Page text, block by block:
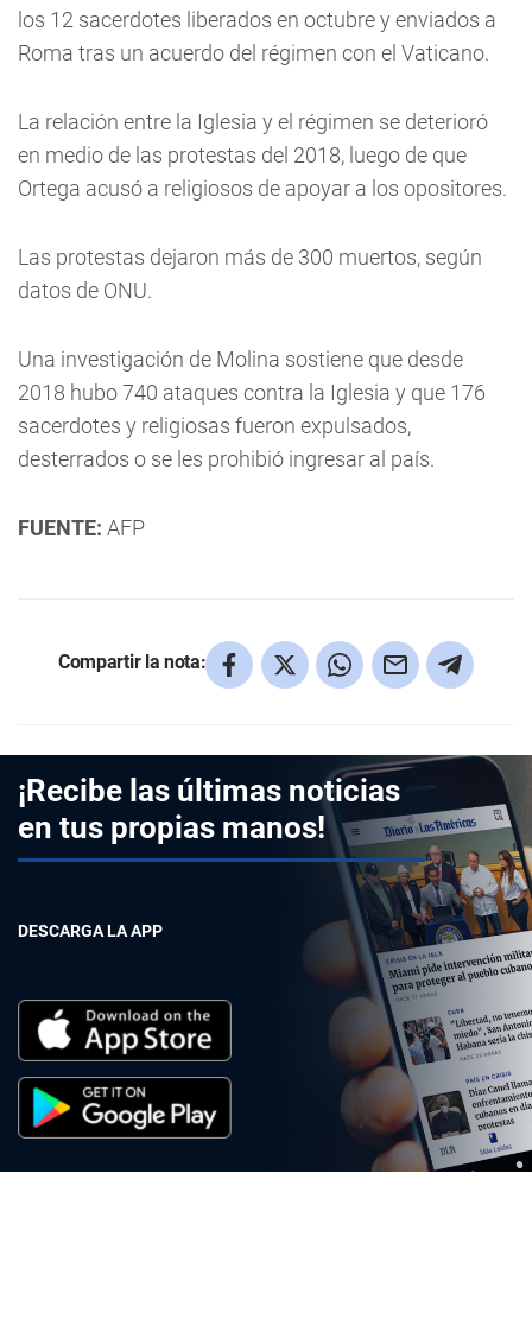
los 12 sacerdotes liberados en octubre y enviados a
Roma tras un acuerdo del régimen con el Vaticano.
La relación entre la Iglesia y el régimen se deterioró
en medio de las protestas del 2018, luego de que
Ortega acusó a religiosos de apoyar a los opositores.
Las protestas dejaron más de 300 muertos, según
datos de ONU.
Una investigación de Molina sostiene que desde
2018 hubo 740 ataques contra la Iglesia y que 176
sacerdotes y religiosas fueron expulsados,
desterrados o se les prohibió ingresar al país.
FUENTE: AFP
Compartir la nota:
¡Recibe las últimas noticias
en tus propias manos!
DESCARGA LA APP